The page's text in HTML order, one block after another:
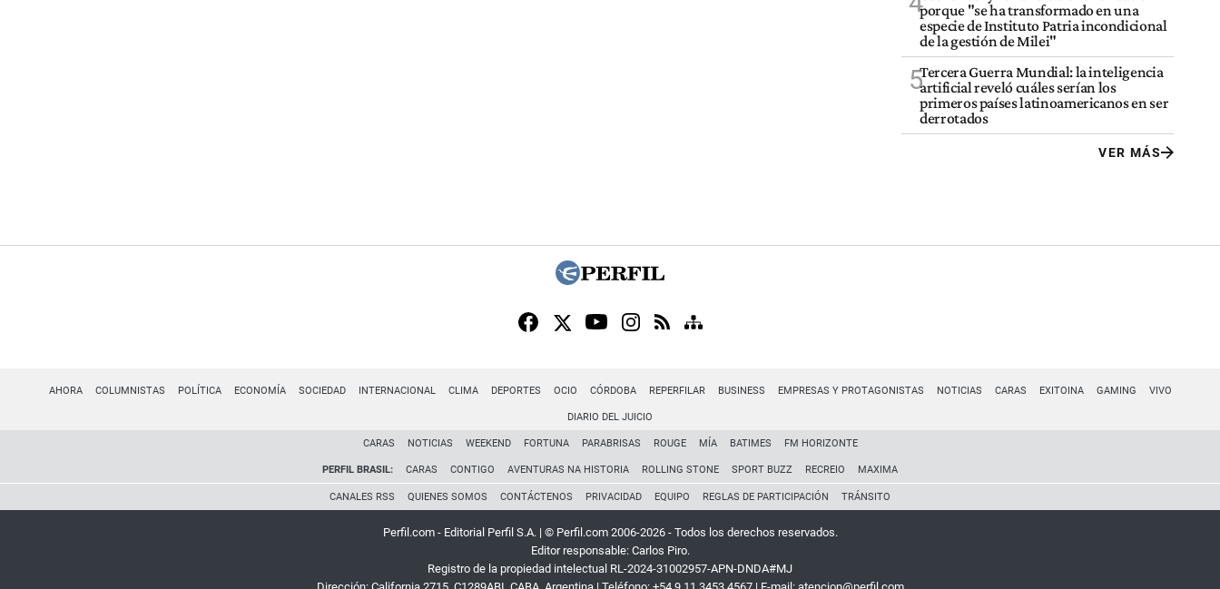
porque "se ha transformado en una
especie de Instituto Patria incondicional
de la gestión de Milei"
5Tercera Guerra Mundial: la inteligencia
artificial reveló cuáles serían los
primeros países latinoamericanos en ser
derrotados
VER MÁS
AHORA COLUMNISTAS POLÍTICA ECONOMÍA SOCIEDAD INTERNACIONAL CLIMA DEPORTES OCIO CÓRDOBA REPERFILAR BUSINESS EMPRESAS Y PROTAGONISTAS NOTICIAS CARAS EXITOINA GAMING VIVO
DIARIO DEL JUICIO
CARAS NOTICIAS WEEKEND FORTUNA PARABRISAS ROUGE MÍA BATIMES FM HORIZONTE
PERFIL BRASIL: CARAS CONTIGO AVENTURAS NA HISTORIA ROLLING STONE SPORT BUZZ RECREIO MAXIMA
CANALES RSS QUIENES SOMOS CONTÁCTENOS PRIVACIDAD EQUIPO REGLAS DE PARTICIPACIÓN TRÁNSITO
Perfil.com - Editorial Perfil S.A. | © Perfil.com 2006-2026 - Todos los derechos reservados.
Editor responsable: Carlos Piro.
Registro de la propiedad intelectual RL-2024-31002957-APN-DNDA#MJ